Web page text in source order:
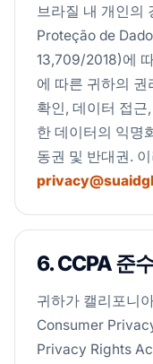
브라질 내 개인의
Proteção de
13,709/2018)에
에 따른 귀하의
확인, 데이터 접
한 데이터의 익명
동권 및 반대권.
6. CCPA 준
귀하가 캘리포니
Consumer
Privacy Rights